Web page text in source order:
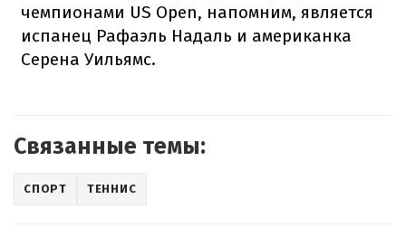
чемпионами US Open, напомним, является
испанец Рафаэль Надаль и американка
Серена Уильямс.
Связанные темы:
СПОРТ ТЕННИС